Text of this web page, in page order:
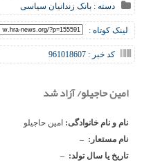
دسته : بانک زندانیان سیاسی
لینک کوتاه :
کد خبر : 961018607
امین حاجیلو/ آزاد شد
نام و نام خانوادگی: امین حاجیلو
نام مستعار :
–
تاریخ یا سال تولد:
–